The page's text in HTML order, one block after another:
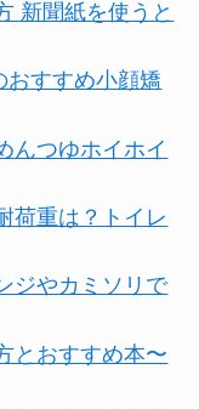
新聞紙を使うと
おすすめ小顔矯
んつゆホイホイ
荷重は？トイレ
ジやカミソリで
とおすすめ本〜